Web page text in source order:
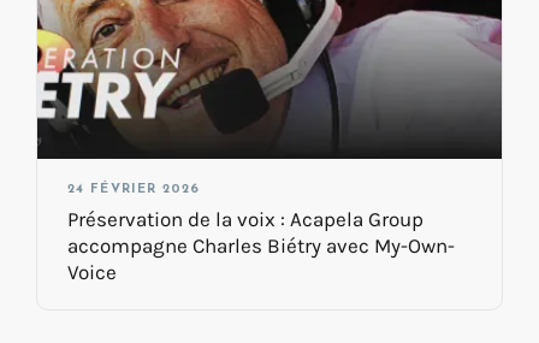
24 FÉVRIER 2026
Préservation de la voix : Acapela Group
accompagne Charles Biétry avec My-Own-
Voice